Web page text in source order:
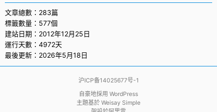
文章總數：283篇
標籤數量：577個
建站日期：2012年12月25日
運行天數：4972天
最後更新：2026年5月18日
沪ICP备14025677号-1
自豪地採用 WordPress
主題基於 Weisay Simple